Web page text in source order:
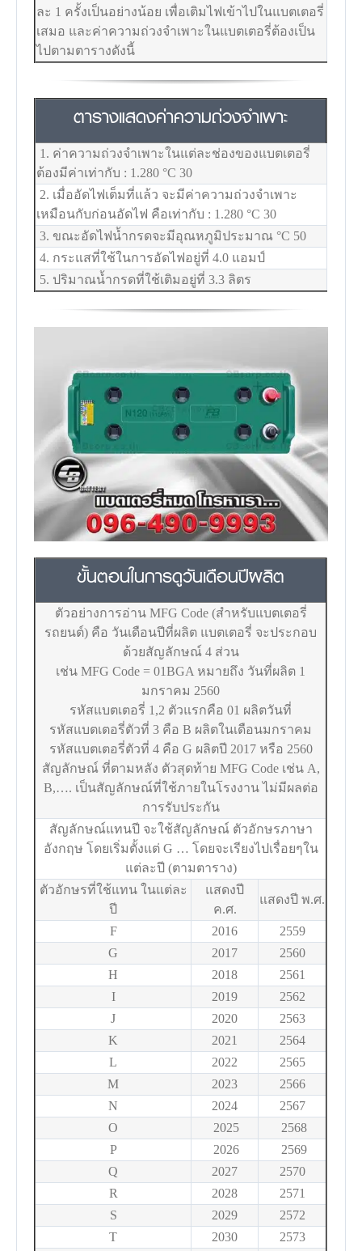
ละ 1 ครั้งเป็นอย่างน้อย เพื่อเติมไฟเข้าไปในแบตเตอรี่
เสมอ และค่าความถ่วงจำเพาะในแบตเตอรี่ต้องเป็น
ไปตามตารางดังนี้
ตารางแสดงค่าความถ่วงจำเพาะ
1. ค่าความถ่วงจำเพาะในแต่ละช่องของแบตเตอรี่
ต้องมีค่าเท่ากับ : 1.280 °C 30
2. เมื่ออัดไฟเต็มที่แล้ว จะมีค่าความถ่วงจำเพาะ
เหมือนกับก่อนอัดไฟ คือเท่ากับ : 1.280 °C 30
3. ขณะอัดไฟน้ำกรดจะมีอุณหภูมิประมาณ °C 50
4. กระแสที่ใช้ในการอัดไฟอยู่ที่ 4.0 แอมป์
5. ปริมาณน้ำกรดที่ใช้เติมอยู่ที่ 3.3 ลิตร
ขั้นตอนในการดูวันเดือนปีผลิต
ตัวอย่างการอ่าน MFG Code (สำหรับแบตเตอรี่
รถยนต์) คือ วันเดือนปีที่ผลิต แบตเตอรี่ จะประกอบ
ด้วยสัญลักษณ์ 4 ส่วน
เช่น MFG Code = 01BGA หมายถึง วันที่ผลิต 1
มกราคม 2560
รหัสแบตเตอรี่ 1,2 ตัวแรกคือ 01 ผลิตวันที่
รหัสแบตเตอรี่ตัวที่ 3 คือ B ผลิตในเดือนมกราคม
รหัสแบตเตอรี่ตัวที่ 4 คือ G ผลิตปี 2017 หรือ 2560
สัญลักษณ์ ที่ตามหลัง ตัวสุดท้าย MFG Code เช่น A,
B,…. เป็นสัญลักษณ์ที่ใช้ภายในโรงงาน ไม่มีผลต่อ
การรับประกัน
สัญลักษณ์แทนปี จะใช้สัญลักษณ์ ตัวอักษรภาษา
อังกฤษ โดยเริ่มตั้งแต่ G … โดยจะเรียงไปเรื่อยๆใน
แต่ละปี (ตามตาราง)
ตัวอักษรที่ใช้แทน ในแต่ละ
ปี
แสดงปี
ค.ศ.
แสดงปี พ.ศ.
F 2016
2559
G
2017
2560
H
2018
2561
I
2019
2562
J
2020
2563
K
2021
2564
L
2022
2565
M
2023
2566
N
2024
2567
O
2025
2568
P
2026
2569
Q
2027
2570
R
2028
2571
S
2029
2572
T
2030
2573